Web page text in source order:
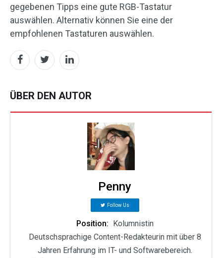
gegebenen Tipps eine gute RGB-Tastatur
auswählen. Alternativ können Sie eine der
empfohlenen Tastaturen auswählen.
ÜBER DEN AUTOR
Penny
Follow Us
Position: Kolumnistin
Deutschsprachige Content-Redakteurin mit über 8
Jahren Erfahrung im IT- und Softwarebereich.